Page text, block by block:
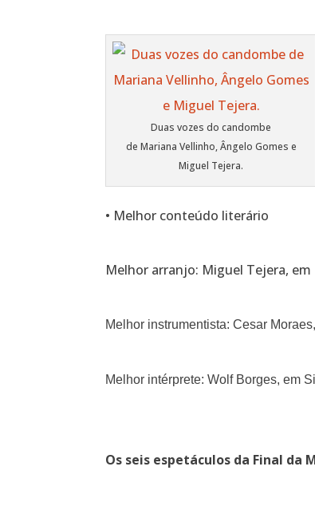
Duas vozes do candombe
de Mariana Vellinho, Ângelo Gomes e
Miguel Tejera.
• Melhor conteúdo literário
Melhor arranjo: Miguel Tejera,
Melhor instrumentista: Cesar
Melhor intérprete: Wolf Borges, em
Os seis espetáculos da Final da